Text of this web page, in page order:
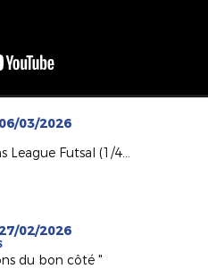
03/2026
Champions League Futsal (1/4) : Semey FC - Etoile Lavalloise en direct !
02/2026
du bon côté "